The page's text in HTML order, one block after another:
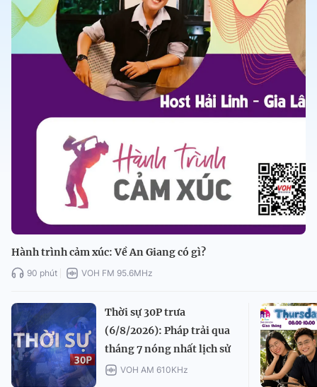
Hành trình cảm xúc: Về An Giang có gì?
90 phút VOH FM 95.6MHz
Thời sự 30P trưa
(6/8/2026): Pháp trải qua
tháng 7 nóng nhất lịch sử
VOH AM 610KHz